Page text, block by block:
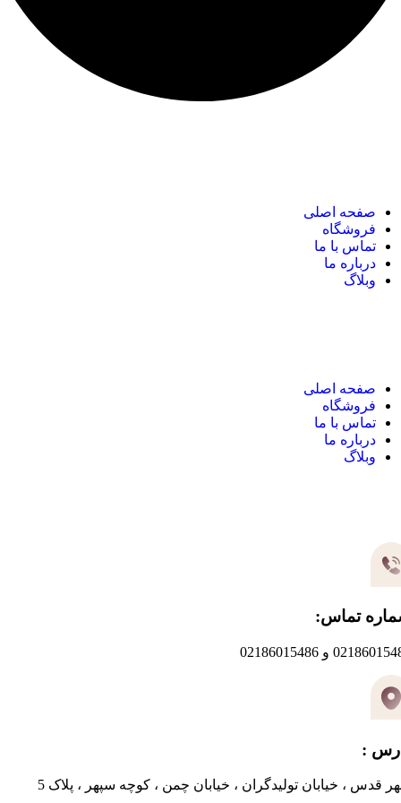
صفحه اصلی
فروشگاه
تماس با ما
درباره ما
وبلاگ
صفحه اصلی
فروشگاه
تماس با ما
درباره ما
وبلاگ
تماس:
و 02186015486
:
قدس ، خیابان تولیدگران ، خیابان چمن ، کوچه سپهر ، پلاک 5